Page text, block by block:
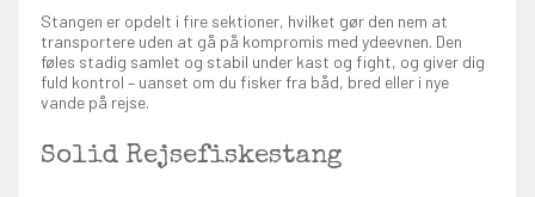
Stangen er opdelt i fire sektioner, hvilket gør den nem at
transportere uden at gå på kompromis med ydeevnen. Den
føles stadig samlet og stabil under kast og fight, og giver dig
fuld kontrol – uanset om du fisker fra båd, bred eller i nye
vande på rejse.
Solid Rejsefiskestang